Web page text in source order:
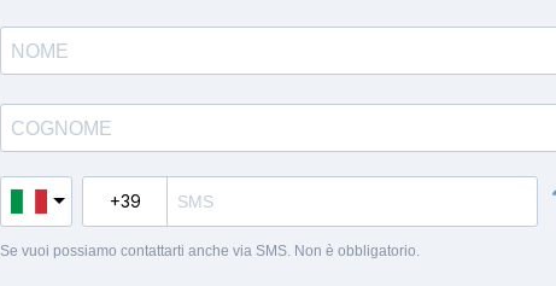
Se vuoi possiamo contattarti anche via SMS. Non è obbligatorio.